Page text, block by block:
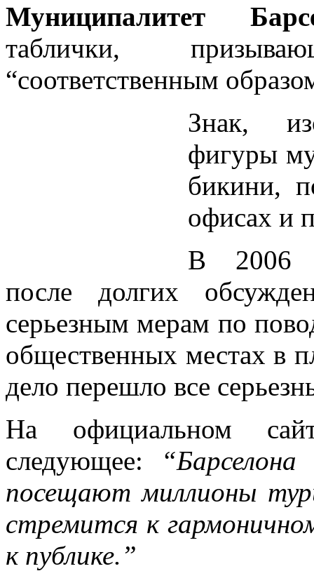
Муниципалитет
таблички,
“соответственным
Знак,
фигуры
бикини,
офисах и
В
после долгих
серьезным мерам по
общественных местах в
дело перешло все
На официальном
следующее:
посещают миллионы
стремится к
к публике.”